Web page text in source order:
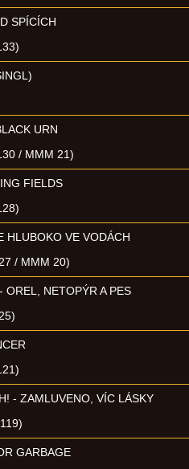
SPÍCÍCH
URN
/ MMM 21)
FIELDS
HLUBOKO VE VODÁCH
/ MMM 20)
OREL, NETOPÝR A PES
- ZAMLUVENO, VÍC LÁSKY
GARBAGE